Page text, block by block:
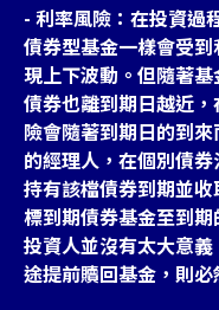
- 利率風險：在投資過
債券型基金一樣會受
現上下波動。但隨著
債券也離到期日越近
險會隨著到期日的到
的經理人，在個別債
持有該檔債券到期並
標到期債券基金至到
投資人並沒有太大意
途提前贖回基金，則